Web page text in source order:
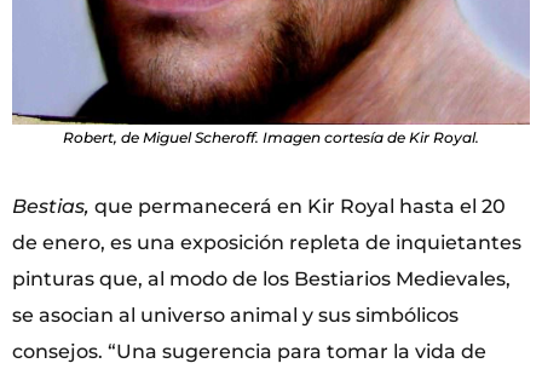
Robert, de Miguel Scheroff. Imagen cortesía de Kir Royal.
Bestias, que permanecerá en Kir Royal hasta el 20
de enero, es una exposición repleta de inquietantes
pinturas que, al modo de los Bestiarios Medievales,
se asocian al universo animal y sus simbólicos
consejos. “Una sugerencia para tomar la vida de